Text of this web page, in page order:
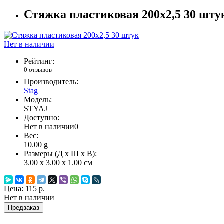
Стяжка пластиковая 200х2,5 30
Нет в наличии
Рейтинг:
0 отзывов
Производитель:
Stag
Модель:
STYAJ
Доступно:
Нет в наличии0
Вес:
10.00 g
Размеры (Д x Ш x В):
3.00 x 3.00 x 1.00 см
Цена: 115 р.
Нет в наличии
Предзаказ